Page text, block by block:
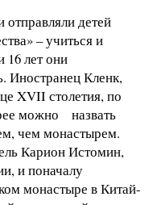
детей
– учиться и
16 лет они
Иностранец Кленк,
XVII столетия, по
можно назвать
чем монастырем.
Карион Истомин,
и поначалу
монастыре в Китай-